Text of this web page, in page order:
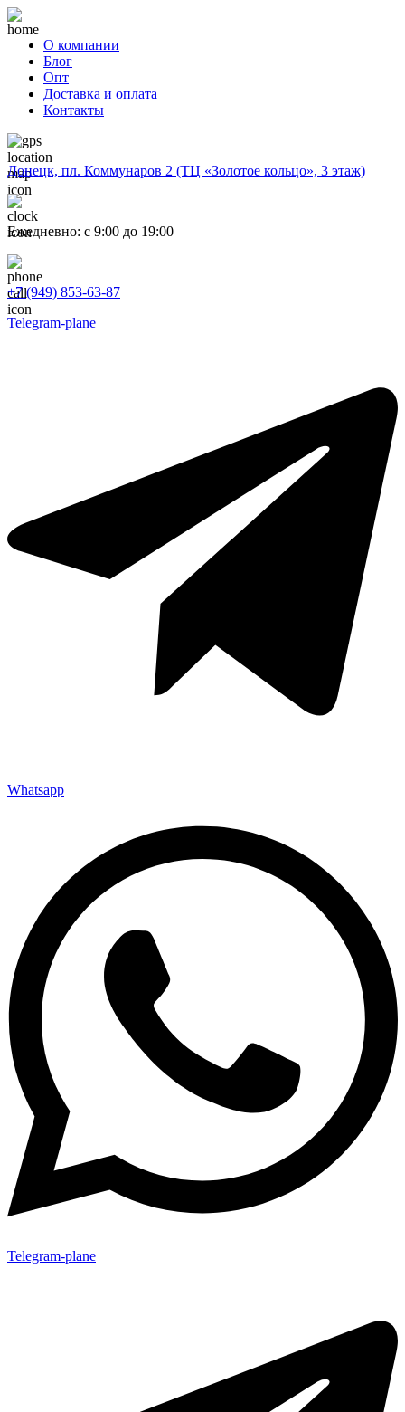
О компании
Блог
Опт
Доставка и оплата
Контакты
Донецк, пл. Коммунаров 2 (ТЦ «Золотое кольцо», 3 этаж)
Ежедневно: с 9:00 до 19:00
+7 (949) 853-63-87
Telegram-plane
Whatsapp
Telegram-plane